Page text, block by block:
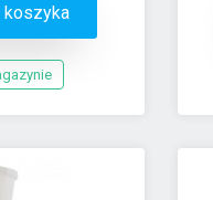
koszyka